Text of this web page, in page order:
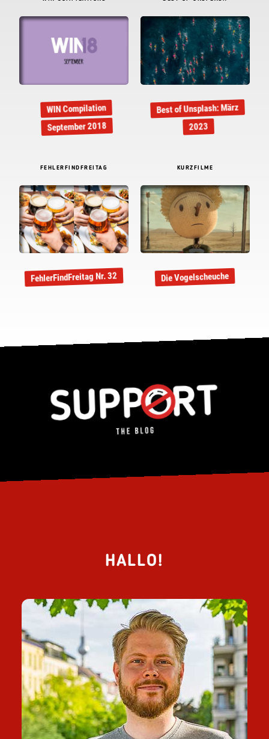
WIN Compilation
September 2018
Best of Unsplash: März
2023
FEHLERFINDFREITAG
FehlerFindFreitag Nr. 32
KURZFILME
Die Vogelscheuche
HALLO!